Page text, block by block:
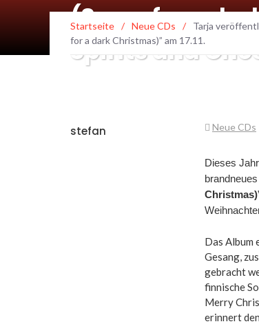
(Score for a
Spirits and
Startseite / Neue CDs /
Tarja
for a dark Christmas)” am 17.11.
stefan Neue CDs
Dieses
Christmas)
Das Album
Gesang,
gebracht
finnische
Merry
erinnert